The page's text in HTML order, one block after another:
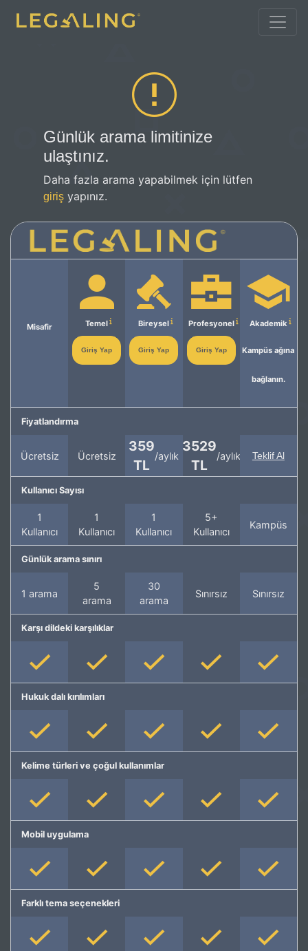
Günlük arama limitinize
ulaştınız.
Daha fazla arama yapabilmek için lütfen
giriş yapınız.
Misafir Temel
Giriş Yap
Bireysel
Giriş Yap
Profesyonel
Giriş Yap
Akademik
Kampüs ağına
bağlanın.
Fiyatlandırma
Ücretsiz Ücretsiz
359
TL
/aylık
3529
TL
/aylık Teklif Al
Kullanıcı Sayısı
1
Kullanıcı
1
Kullanıcı
1
Kullanıcı
5+
Kullanıcı
Kampüs
Günlük arama sınırı
1 arama
5
arama
30
arama
Sınırsız Sınırsız
Karşı dildeki karşılıklar
Hukuk dalı kırılımları
Kelime türleri ve çoğul kullanımlar
Mobil uygulama
Farklı tema seçenekleri